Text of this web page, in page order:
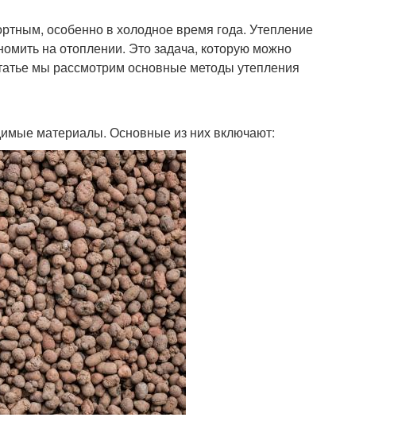
особенно в холодное время года. Утепление
на отоплении. Это задача, которую можно
мы рассмотрим основные методы утепления
материалы. Основные из них включают: